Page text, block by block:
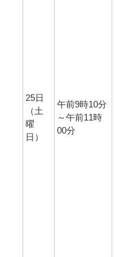
25日
（土
曜
日）
午前9時10分
～午前11時
00分